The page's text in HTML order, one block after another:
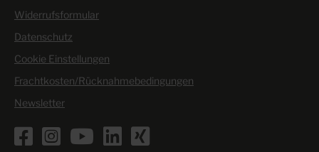
Widerrufsformular
Datenschutz
Cookie Einstellungen
Frachtkosten/Rücknahmebedingungen
Newsletter